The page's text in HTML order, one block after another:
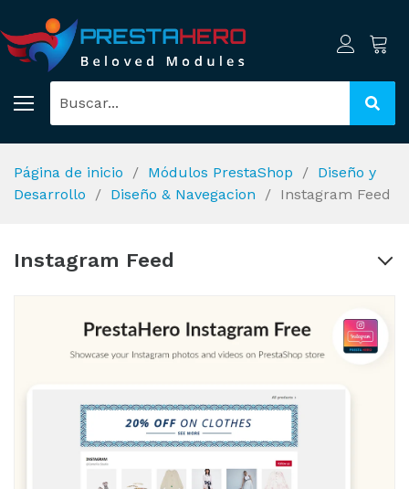
Página de inicio Módulos PrestaShop
Diseño y
Desarrollo
Diseño & Navegacion Instagram Feed
Instagram Feed